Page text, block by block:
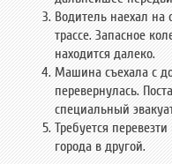
Водитель наехал на
трассе. Запасное
находится далеко.
Машина съехала c
перевернулась.
специальный
Требуется
города в другой.